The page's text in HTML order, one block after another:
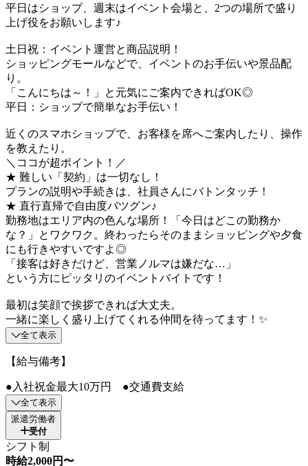
平日はショップ、週末はイベント会場と、2つの場所で盛り
上げ役をお願いします♪
土日祝：イベント運営と商品説明！
ショッピングモールなどで、イベントのお手伝いや景品配
り。
「こんにちは～！」と元気にご案内できればOK◎
平日：ショップで簡単なお手伝い！
近くのスマホショップで、お客様を席へご案内したり、操作
を教えたり。
＼ココが超ポイント！／
★ 難しい「契約」は一切なし！
プランの説明や手続きは、社員さんにバトンタッチ！
★ 直行直帰で自由度バツグン♪
勤務地はエリア内の色んな場所！「今日はどこの勤務か
な？」とワクワク。終わったらそのままショッピングや夕食
にも行きやすいですよ◎
「接客は好きだけど、営業ノルマは嫌だな…」
という方にピッタリのイベントバイトです！
最初は笑顔で挨拶できれば大丈夫。
一緒に楽しく盛り上げてくれる仲間を待ってます！✨
全て表示
【給与備考】
●入社祝金最大10万円 ●交通費支給
全て表示
派遣労働者
受付
シフト制
時給2,000円〜